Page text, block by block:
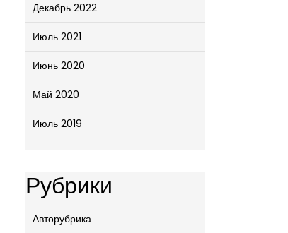
Декабрь 2022
Июль 2021
Июнь 2020
Май 2020
Июль 2019
Рубрики
Авторубрика